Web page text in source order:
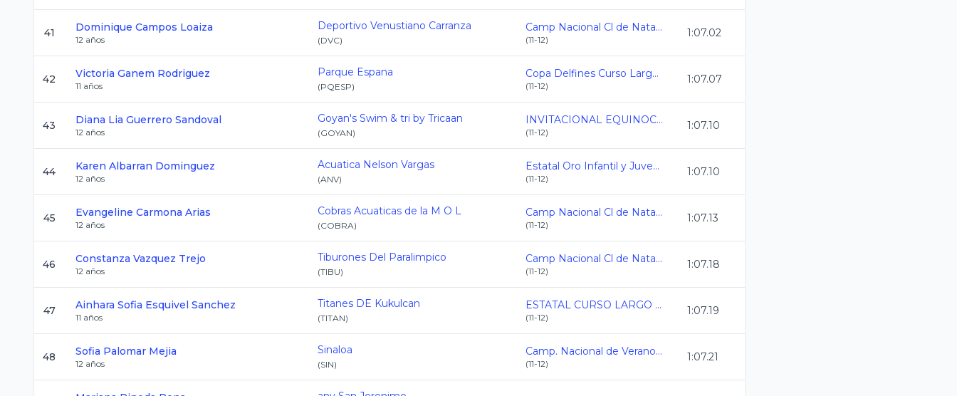
41 Dominique Campos Loaiza
12 años
Deportivo Venustiano Carranza
(DVC)
Camp Nacional Cl de Natacion y Aguas Abiertas
(11-12)
1:07.02
42 Victoria Ganem Rodriguez
11 años
Parque Espana
(PQESP)
Copa Delfines Curso Largo 2025
(11-12)
1:07.07
43 Diana Lia Guerrero Sandoval
12 años
Goyan's Swim & tri by Tricaan
(GOYAN)
INVITACIONAL EQUINOCCIO DE PRIMAVERA 2025
(11-12)
1:07.10
44 Karen Albarran Dominguez
12 años
Acuatica Nelson Vargas
(ANV)
Estatal Oro Infantil y Juvenil C.L. 2024-2025
(11-12)
1:07.10
45 Evangeline Carmona Arias
12 años
Cobras Acuaticas de la M O L
(COBRA)
Camp Nacional Cl de Natacion y Aguas Abiertas
(11-12)
1:07.13
46 Constanza Vazquez Trejo
12 años
Tiburones Del Paralimpico
(TIBU)
Camp Nacional Cl de Natacion y Aguas Abiertas
(11-12)
1:07.18
47 Ainhara Sofia Esquivel Sanchez
11 años
Titanes DE Kukulcan
(TITAN)
ESTATAL CURSO LARGO 2025 MERIDA
(11-12)
1:07.19
48 Sofia Palomar Mejia
12 años
Sinaloa
(SIN)
Camp. Nacional de Verano CL Mazatlan 2025
(11-12)
1:07.21